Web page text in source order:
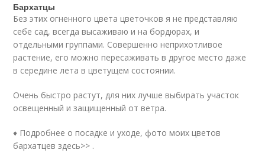
Бархатцы
Без этих огненного цвета цветочков я не представляю
себе сад, всегда высаживаю и на бордюрах, и
отдельными группами. Совершенно неприхотливое
растение, его можно пересаживать в другое место даже
в середине лета в цветущем состоянии.
Очень быстро растут, для них лучше выбирать участок
освещенный и защищенный от ветра.
♦ Подробнее о посадке и уходе, фото моих цветов
бархатцев здесь>> .